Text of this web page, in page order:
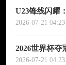
U23锋线闪耀
记录
2026-07-21 04:23
2026世界杯夺
最新榜单出炉
2026-07-21 04:23